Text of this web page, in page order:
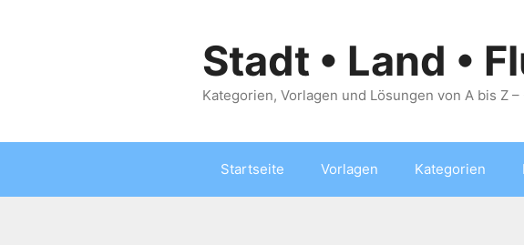
Stadt • Land •
Kategorien, Vorlagen und Lösungen von A bis Z
Startseite Vorlagen Kategorien